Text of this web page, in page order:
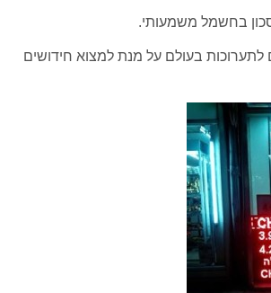
בחשמל משמעותי.
בעולם על מנת למצוא חידושים